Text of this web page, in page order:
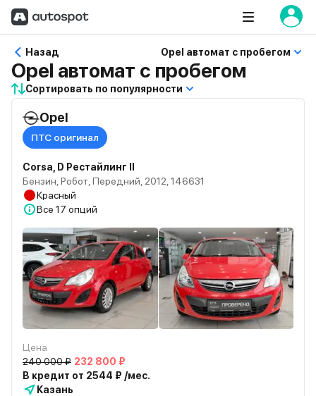
Назад Opel автомат с пробегом
Opel автомат с пробегом
Сортировать по популярности
Opel
ПТС оригинал
Corsa, D Рестайлинг II
Бензин, Робот, Передний, 2012, 146631
Красный
Все 17 опций
Цена
240 000 ₽ 232 800 ₽
В кредит от 2544 ₽ /мес.
Казань